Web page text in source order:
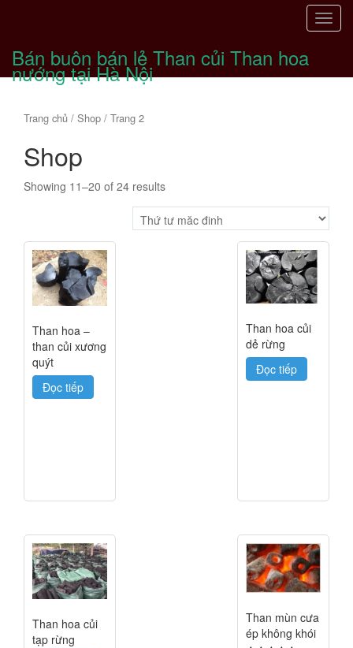
T
g
a
t
Bán buôn bán lẻ Than củi Than hoa
nướng tại Hà Nội
Trang chủ / Shop / Trang 2
Shop
Showing 11–20 of 24 results
Than hoa –
than củi xương
quýt
Đọc tiếp
Than hoa củi
dẻ rừng
Đọc tiếp
Than hoa củi
tạp rừng
Than mùn cưa
ép không khói